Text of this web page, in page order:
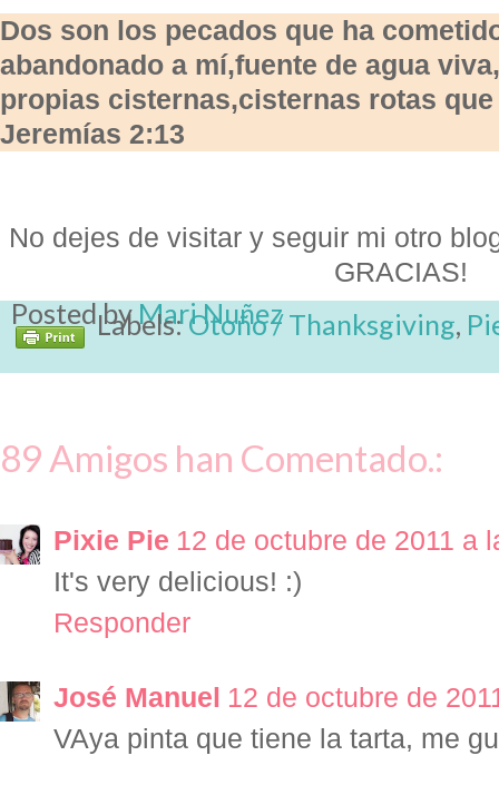
Dos son los pecados que ha
abandonado a mí,fuente de agua
propias cisternas,cisternas rotas
Jeremías 2:13
No dejes de visitar y seguir mi otro
GRACIAS!
Posted byMari Nuñez
Labels:Otoño / Thanksgiving,
89 Amigos han Comentado.:
Pixie Pie 12 de octubre de 2011 a
It's very delicious! :)
Responder
José Manuel 12 de octubre de
VAya pinta que tiene la tarta, me